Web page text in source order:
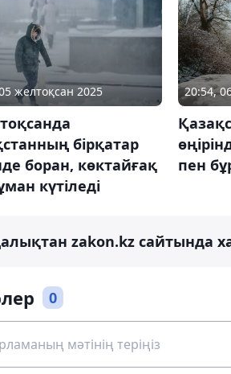
желтоқсан 2025
бірқатар
боран, көктайғақ
күтіледі
20:54,
пен
zakon.kz сайтында
0